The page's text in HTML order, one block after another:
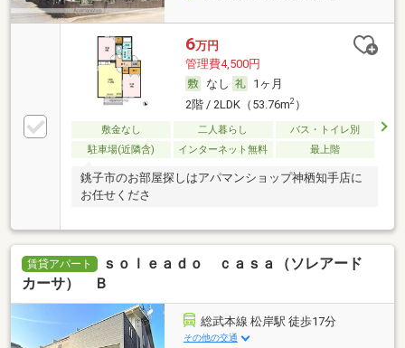
6万円
管理費4,500円
なし
1ヶ月
2階 / 2LDK（53.76m2）
敷金なし 二人暮らし
バス・トイレ別
駐車場(近隣含)
インターネット無料 最上階
銚子市のお部屋探しはアパマンショップ神栖知手店に
お任せくださ
賃貸アパート
ｓｏｌｅａｄｏ ｃａｓａ（ソレアード
カーサ） Ｂ
総武本線 松岸駅 徒歩17分
その他の交通